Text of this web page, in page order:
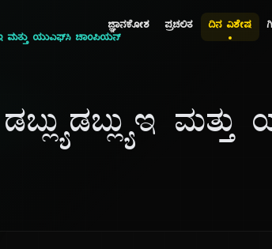
ಜ್ಞಾನಕೋಶ ಪ್ರಚಲಿತ ದಿನ ವಿಶೇಷ
ಮತ್ತು ಯುಎಫ್‌ಸಿ ಚಾಂಪಿಯನ್